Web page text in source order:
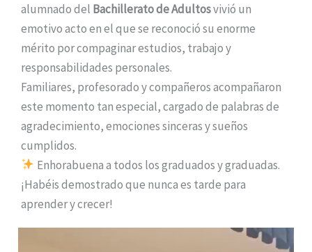
alumnado del Bachillerato de Adultosvivió un
emotivo acto en el que se reconoció su enorme
mérito por compaginar estudios, trabajo y
responsabilidades personales.
Familiares, profesorado y compañeros acompañaron
este momento tan especial, cargado de palabras de
agradecimiento, emociones sinceras y sueños
cumplidos.
Enhorabuena a todos los graduados y graduadas.
¡Habéis demostrado que nunca es tarde para
aprender y crecer!